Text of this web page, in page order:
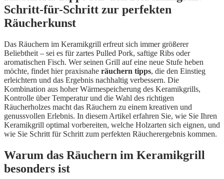
Schritt-für-Schritt zur perfekten
Räucherkunst
Das Räuchern im Keramikgrill erfreut sich immer größerer
Beliebtheit – sei es für zartes Pulled Pork, saftige Ribs oder
aromatischen Fisch. Wer seinen Grill auf eine neue Stufe heben
möchte, findet hier praxisnahe räuchern tipps, die den Einstieg
erleichtern und das Ergebnis nachhaltig verbessern. Die
Kombination aus hoher Wärmespeicherung des Keramikgrills,
Kontrolle über Temperatur und die Wahl des richtigen
Räucherholzes macht das Räuchern zu einem kreativen und
genussvollen Erlebnis. In diesem Artikel erfahren Sie, wie Sie Ihren
Keramikgrill optimal vorbereiten, welche Holzarten sich eignen, und
wie Sie Schritt für Schritt zum perfekten Räucherergebnis kommen.
Warum das Räuchern im Keramikgrill
besonders ist